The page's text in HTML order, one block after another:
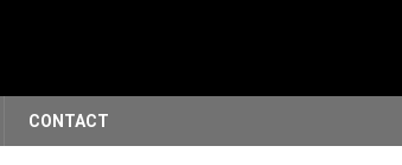
CONTACT